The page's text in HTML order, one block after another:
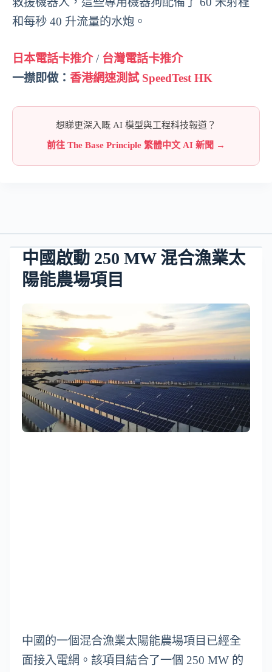
和每秒 40 升流量的水炮。
日本電話卡推介/ 台灣電話卡推介
一㩒即做： 香港網速測試 SpeedTest HK
想睇更深入嘅 AI 模型與工程科技報道？
前往 The Base Principle 繁體中文 AI 新聞 →
中國啟動 250 MW 混合漁業太
陽能農場項目
中國的一個混合漁業太陽能農場項目已經全
面接入電網。該項目結合了一個 250 MW 的